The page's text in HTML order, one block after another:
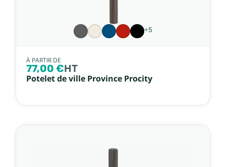
+5
À PARTIR DE
77,00 €HT
Potelet de ville Province Procity